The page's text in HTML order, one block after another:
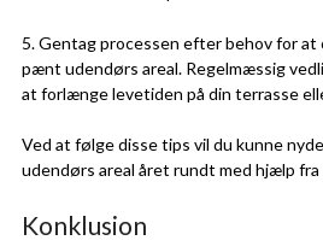
5. Gentag processen efter behov for
pænt udendørs areal. Regelmæssig
at forlænge levetiden på din terrasse
Ved at følge disse tips vil du kunne
udendørs areal året rundt med hjælp fra
Konklusion